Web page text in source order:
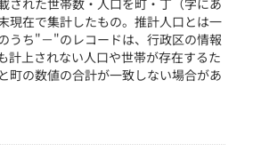
された世帯数・人口を町・丁（字にあ
現在で集計したもの。推計人口とは一
うち"－"のレコードは、行政区の情報
計上されない人口や世帯が存在するた
町の数値の合計が一致しない場合があ